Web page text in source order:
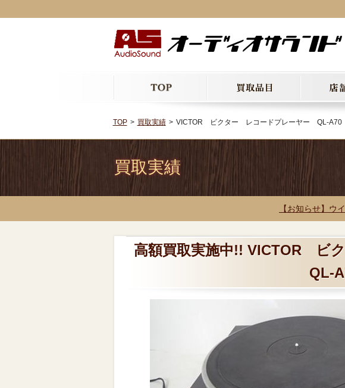
TOP 買取実績 VICTOR ビクター レコードプレーヤー QL-A70
買取実績
【お知らせ】ウ
高額買取実施中!! VICTOR ビ
QL-